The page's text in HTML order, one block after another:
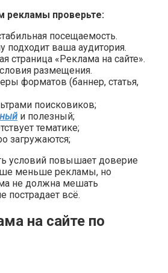
рекламы проверьте:
посещаемость.
подходит ваша аудитория.
страница «Реклама на сайте».
размещения.
форматов (баннер, статья,
поисковиков;
и полезный;
тематике;
загружаются;
условий повышает доверие
меньше рекламы, но
не должна мешать
пострадает всё.
на сайте по